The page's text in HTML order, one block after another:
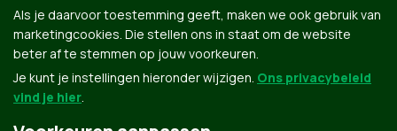
Als je daarvoor toestemming geeft, maken we ook gebruik van
marketingcookies. Die stellen ons in staat om de website
beter af te stemmen op jouw voorkeuren.
Je kunt je instellingen hieronder wijzigen. Ons privacybeleid
vind je hier.